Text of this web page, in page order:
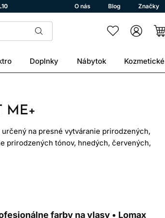
O nás Blog Značky
Doplnky Nábytok
ME+
na presné vytváranie prirodzených,
prirodzených tónov, hnedých, červených,
kompatibilným Welloxon Perfect a ich
farby na vlasy • Lomax